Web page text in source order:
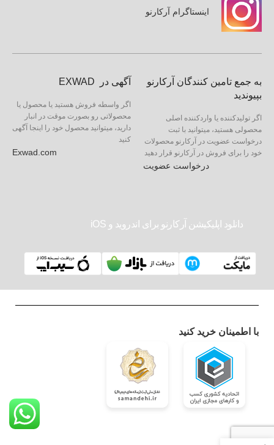
اینستاگرام آرکارنو
به جمع تامین کنندگان آرکارنو
بپیوندید
اگر تولیدکننده یا واردکننده اصلی
محصولی هستید، میتوانید با ثبت
درخواست عضویت در آرکارنو محصولات
خود را برای فروش در آرکارنو قرار دهید
درخواست عضویت
آگهی در EXWAD
اگر واسطه فروش هستید یا محصول یا
محصولاتی رو بصورت موقت در انبار
دارید، میتوانید محصول خود را اینجا آگهی
کنید
Exwad.com
دانلود اپلیکیشن آرکارنو برای اندروید و iOS
با اطمینان خرید کنید